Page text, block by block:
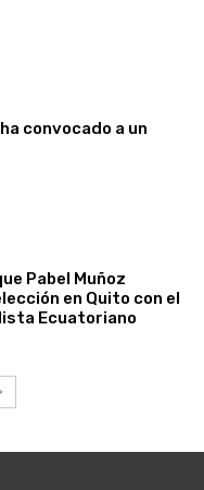
convocado a un
Pabel Muñoz
en Quito con el
Ecuatoriano